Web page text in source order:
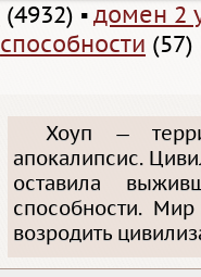
(4932) ▪ домен 2
способности (57)
Хоуп —
апокалипсис.
оставила
способности.
возродить